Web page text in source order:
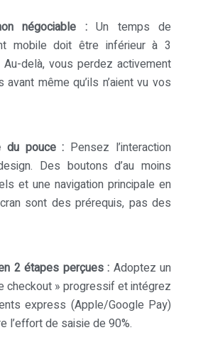
négociable :Un temps de
mobile doit être inférieur à 3
Au-delà, vous perdez activement
même qu’ils n’aient vu vos
du pouce : Pensez l’interaction
Des boutons d’au moins
et une navigation principale en
sont des prérequis, pas des
2 étapes perçues : Adoptez un
checkout » progressif et intégrez
express (Apple/Google Pay)
l’effort de saisie de 90%.